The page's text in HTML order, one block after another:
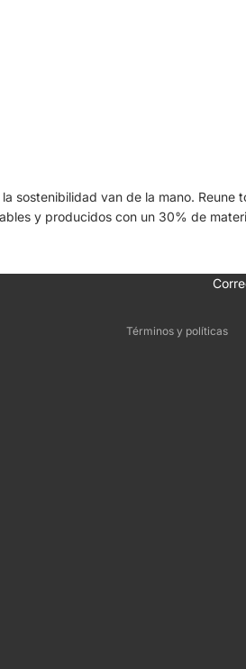
sostenibilidad van de la mano.
y producidos con un 30% de
Términos y políticas
Política de
Términos del